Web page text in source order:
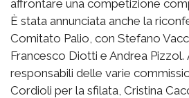
affrontare una competizione
È stata annunciata anche la
Comitato Palio, con Stefano
Francesco Diotti e Andrea Pizzol.
responsabili delle varie
Cordioli per la sfilata, Cristina